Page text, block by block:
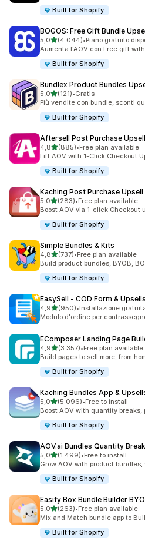
Built for Shopify
BOGOS: Free Gift Bundle
5,0stelle su 5
(4.044)
4044 recensioni totali
•Piano gratuito
Aumenta l'AOV con Free gift
Built for Shopify
Bundlex Product Bundles
5,0stelle su 5
(121)
121 recensioni totali
•Gratis
Più vendite con bundle, sconti
Built for Shopify
Aftersell Post Purchase Upsell
4,8stelle su 5
(885)
885 recensioni totali
•Free plan available
Lift AOV with 1-Click Checkout
Built for Shopify
Kaching Post Purchase Upsell
5,0stelle su 5
(283)
283 recensioni totali
•Free plan available
Boost AOV via 1-click Checkout
Built for Shopify
Simple Bundles & Kits
4,8stelle su 5
(737)
737 recensioni totali
•Free plan available
Build product bundles, BYOB,
Built for Shopify
EasySell ‑ COD Form & Upsells
4,9stelle su 5
(950)
950 recensioni totali
•Installazione
Modulo d'ordine per
EComposer Landing Page
4,9stelle su 5
(3.357)
3357 recensioni totali
•Free plan available
Build pages to sell more, from
Built for Shopify
Kaching Bundles App &
5,0stelle su 5
(5.096)
5096 recensioni totali
•Free to install
Boost AOV with quantity
Built for Shopify
AOV.ai Bundles Quantity
5,0stelle su 5
(1.499)
1499 recensioni totali
•Free to install
Grow AOV with product
Built for Shopify
Easify Box Bundle Builder
5,0stelle su 5
(263)
263 recensioni totali
•Free plan available
Mix and Match bundle app to
Built for Shopify